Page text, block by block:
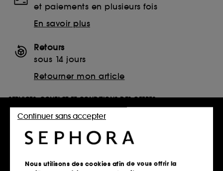
et paiements en plusieurs fois
En savoir plus
Retours
sous 14 jours
Retourner mon article
SERVICES, CONTACT ET CONDITIONS DES OFFRES
Télécharger notre application
Nous utilisons des cookies afin de vous offrir la
Continuer sans accepter